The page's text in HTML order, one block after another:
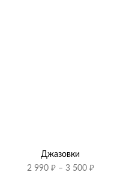
Джазовки
2 990 ₽ – 3 500 ₽